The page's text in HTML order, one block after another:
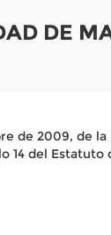
DE
de 2009, de
14 del